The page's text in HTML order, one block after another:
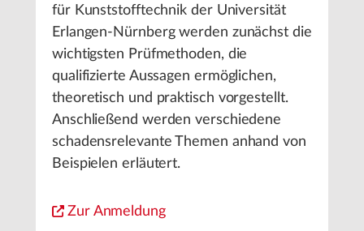
für Kunststofftechnik der Universität
Erlangen-Nürnberg werden zunächst die
wichtigsten Prüfmethoden, die
qualifizierte Aussagen ermöglichen,
theoretisch und praktisch vorgestellt.
Anschließend werden verschiedene
schadensrelevante Themen anhand von
Beispielen erläutert.
Zur Anmeldung